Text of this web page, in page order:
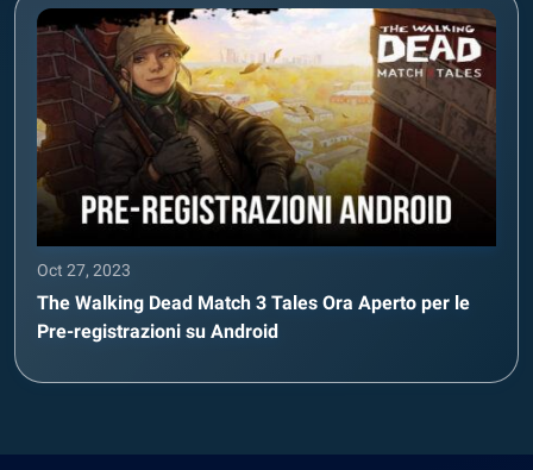
Oct 27, 2023
The Walking Dead Match 3 Tales Ora Aperto per le
Pre-registrazioni su Android